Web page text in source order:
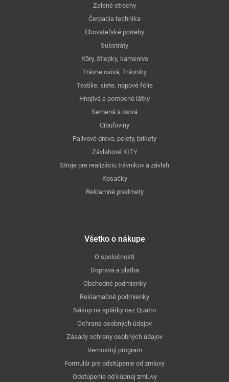
Zelené strechy
Čerpacia technika
Chovateľské potreby
Substráty
Kôry, štiepky, kamenivo
Trávne osivá, Trávniky
Textílie, siete, nopové fólie
Hnojivá a pomocné látky
Semená a osivá
Cibuľoviny
Palivové drevo, pelety, brikety
Závlahové KITY
Stroje pre realizáciu trávnikov a závlah
Kosačky
Reklamné predmety
Všetko o nákupe
O spoločnosti
Doprava a platba
Obchodné podmienky
Reklamačné podmienky
Nákup na splátky cez Quatro
Ochrana osobných údajov
Zásady ochrany osobných údajov
Vernostný program
Formulár pre odstúpenie od zmluvy
Odstúpenie od kúpnej zmluvy